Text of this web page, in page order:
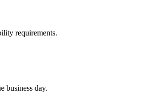
requirements.
business day.